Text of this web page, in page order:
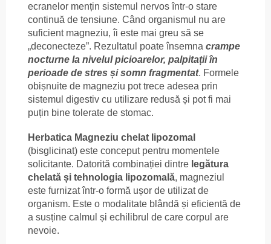
ecranelor mențin sistemul nervos într-o stare
continuă de tensiune. Când organismul nu are
suficient magneziu, îi este mai greu să se
„deconecteze”. Rezultatul poate însemna crampe
nocturne la nivelul picioarelor, palpitații în
perioade de stres și somn fragmentat. Formele
obișnuite de magneziu pot trece adesea prin
sistemul digestiv cu utilizare redusă și pot fi mai
puțin bine tolerate de stomac.
Herbatica Magneziu chelat lipozomal
(bisglicinat) este conceput pentru momentele
solicitante. Datorită combinației dintre legătura
chelată și tehnologia lipozomală, magneziul
este furnizat într-o formă ușor de utilizat de
organism. Este o modalitate blândă și eficientă de
a susține calmul și echilibrul de care corpul are
nevoie.